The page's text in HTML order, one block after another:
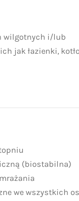
wilgotnych i/lub
jak łazienki,
(biostabilna)
we wszystkich